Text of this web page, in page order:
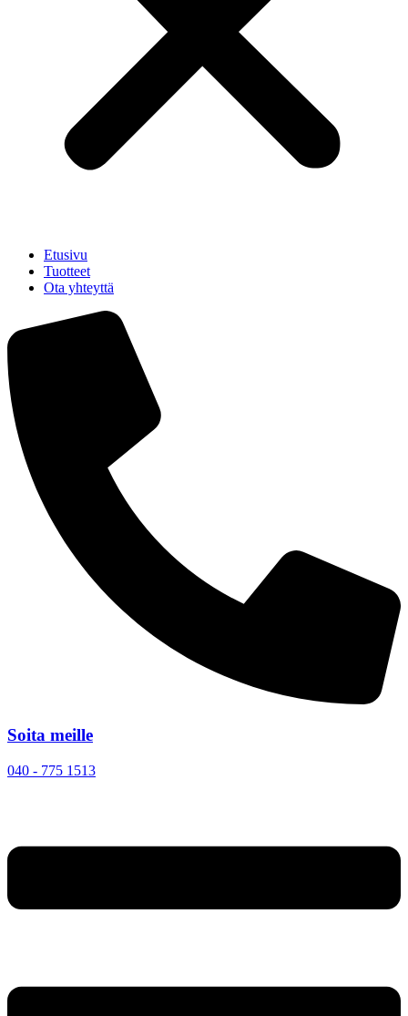
Etusivu
Tuotteet
Ota yhteyttä
Soita meille
040 - 775 1513